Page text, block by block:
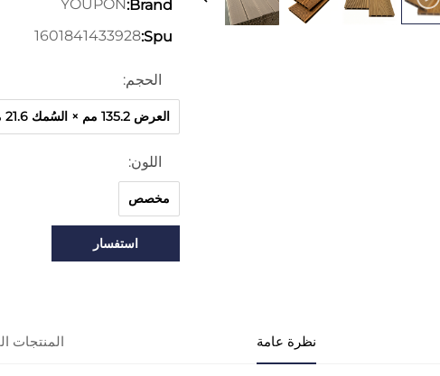
Brand:
YOUPON
Spu:
1601841433928
الحجم:
العرض 135.2 مم × السُمك 21.6 مم
اللون:
مخصص
استفسار
نظرة عامة المنتجات